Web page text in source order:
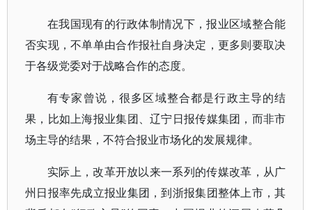
在我国现有的行政体制情况下，报业区域整合能
否实现，不单单由合作报社自身决定，更多则要取决
于各级党委对于战略合作的态度。
有专家曾说，很多区域整合都是行政主导的结
果，比如上海报业集团、辽宁日报传媒集团，而非市
场主导的结果，不符合报业市场化的发展规律。
实际上，改革开放以来一系列的传媒改革，从广
州日报率先成立报业集团，到浙报集团整体上市，其